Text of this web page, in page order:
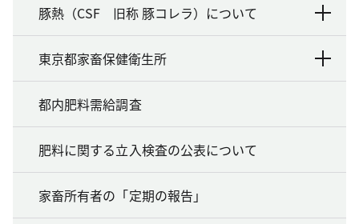
豚熱（CSF 旧称 豚コレラ）について
東京都家畜保健衛生所
都内肥料需給調査
肥料に関する立入検査の公表について
家畜所有者の「定期の報告」